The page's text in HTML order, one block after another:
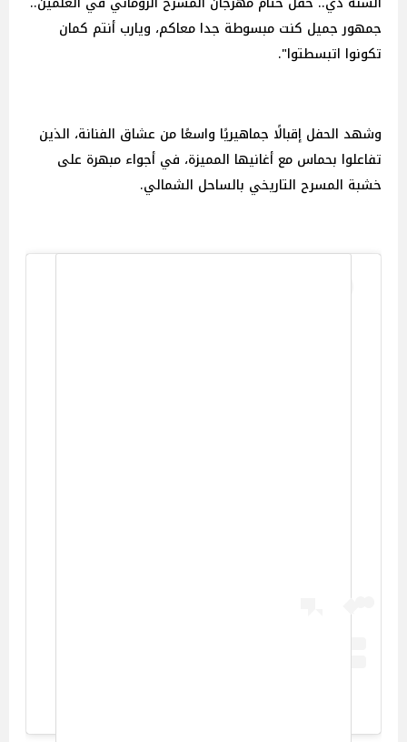
جمهور جميل كنت مبسوطة جدا معاكم، ويارب أنتم كمان
تكونوا اتبسطتوا".
وشهد الحفل إقبالًا جماهيريًا واسعًا من عشاق الفنانة، الذين
تفاعلوا بحماس مع أغانيها المميزة، في أجواء مبهرة على
خشبة المسرح التاريخي بالساحل الشمالي.